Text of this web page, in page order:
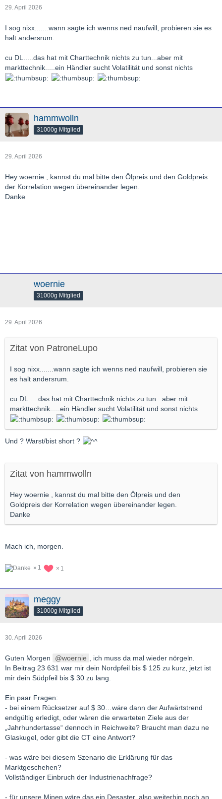
29. April 2026
I sog nixx.......wann sagte ich wenns ned naufwill, probieren sie es
halt andersrum.
cu DL.....das hat mit Charttechnik nichts zu tun...aber mit
markttechnik.....ein Händler sucht Volatilität und sonst nichts
hammwolln
31000g Mitglied
29. April 2026
Hey woernie , kannst du mal bitte den Ölpreis und den Goldpreis
der Korrelation wegen übereinander legen.
Danke
woernie
31000g Mitglied
29. April 2026
Zitat von PatroneLupo
I sog nixx.......wann sagte ich wenns ned naufwill, probieren sie
es halt andersrum.
cu DL.....das hat mit Charttechnik nichts zu tun...aber mit
markttechnik.....ein Händler sucht Volatilität und sonst nichts
Und ? Warst/bist short ?
Zitat von hammwolln
Hey woernie , kannst du mal bitte den Ölpreis und den
Goldpreis der Korrelation wegen übereinander legen.
Danke
Mach ich, morgen.
1 1
meggy
31000g Mitglied
30. April 2026
Guten Morgen woernie , ich muss da mal wieder nörgeln.
In Beitrag 23 631 war mir dein Nordpfeil bis $ 125 zu kurz, jetzt ist
mir dein Südpfeil bis $ 30 zu lang.
Ein paar Fragen:
- bei einem Rücksetzer auf $ 30…wäre dann der Aufwärtstrend
endgültig erledigt, oder wären die erwarteten Ziele aus der
„Jahrhundertasse“ dennoch in Reichweite? Braucht man dazu ne
Glaskugel, oder gibt die CT eine Antwort?
- was wäre bei diesem Szenario die Erklärung für das
Marktgeschehen?
Vollständiger Einbruch der Industrienachfrage?
- für unsere Minen wäre das ein Desaster, also weiterhin noch an